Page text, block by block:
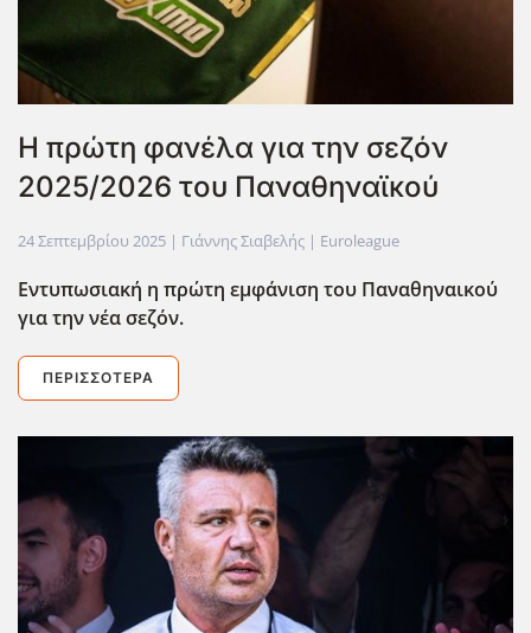
H πρώτη φανέλα για την σεζόν
2025/2026 του Παναθηναϊκού
24 Σεπτεμβρίου 2025 | Γιάννης Σιαβελής | Euroleague
Εντυπωσιακή η πρώτη εμφάνιση του Παναθηναικού
για την νέα σεζόν.
ΠΕΡΙΣΣΌΤΕΡΑ